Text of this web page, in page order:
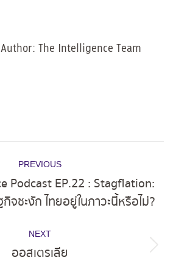
Author: The Intelligence Team
PREVIOUS
Previous
post:
Podcast EP.22 : Stagflation:
จชะงัก ไทยอยู่ในภาวะนี้หรือไม่?
NEXT
Next
ออสเตรเลีย